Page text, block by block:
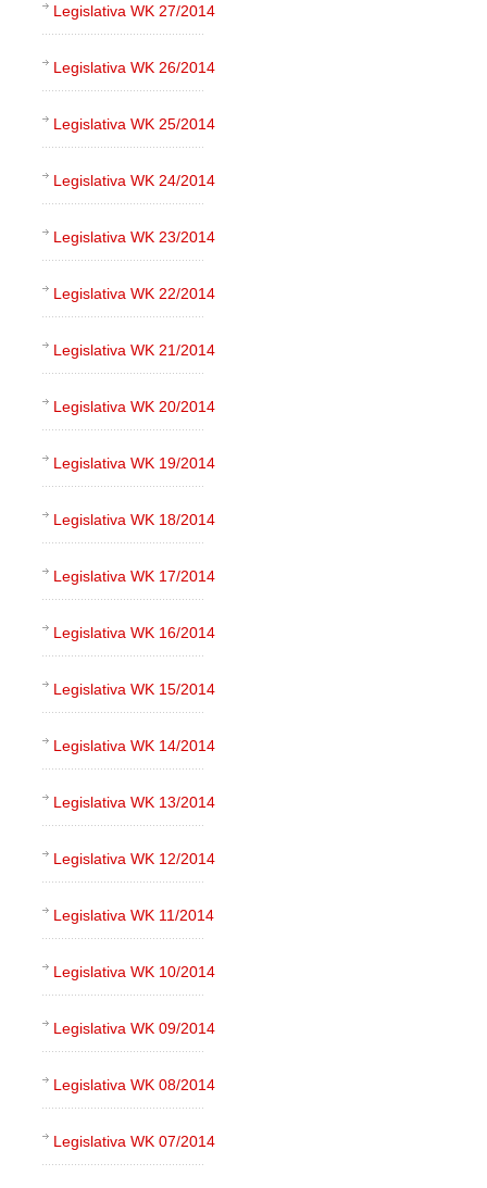
Legislativa WK 27/2014
Legislativa WK 26/2014
Legislativa WK 25/2014
Legislativa WK 24/2014
Legislativa WK 23/2014
Legislativa WK 22/2014
Legislativa WK 21/2014
Legislativa WK 20/2014
Legislativa WK 19/2014
Legislativa WK 18/2014
Legislativa WK 17/2014
Legislativa WK 16/2014
Legislativa WK 15/2014
Legislativa WK 14/2014
Legislativa WK 13/2014
Legislativa WK 12/2014
Legislativa WK 11/2014
Legislativa WK 10/2014
Legislativa WK 09/2014
Legislativa WK 08/2014
Legislativa WK 07/2014